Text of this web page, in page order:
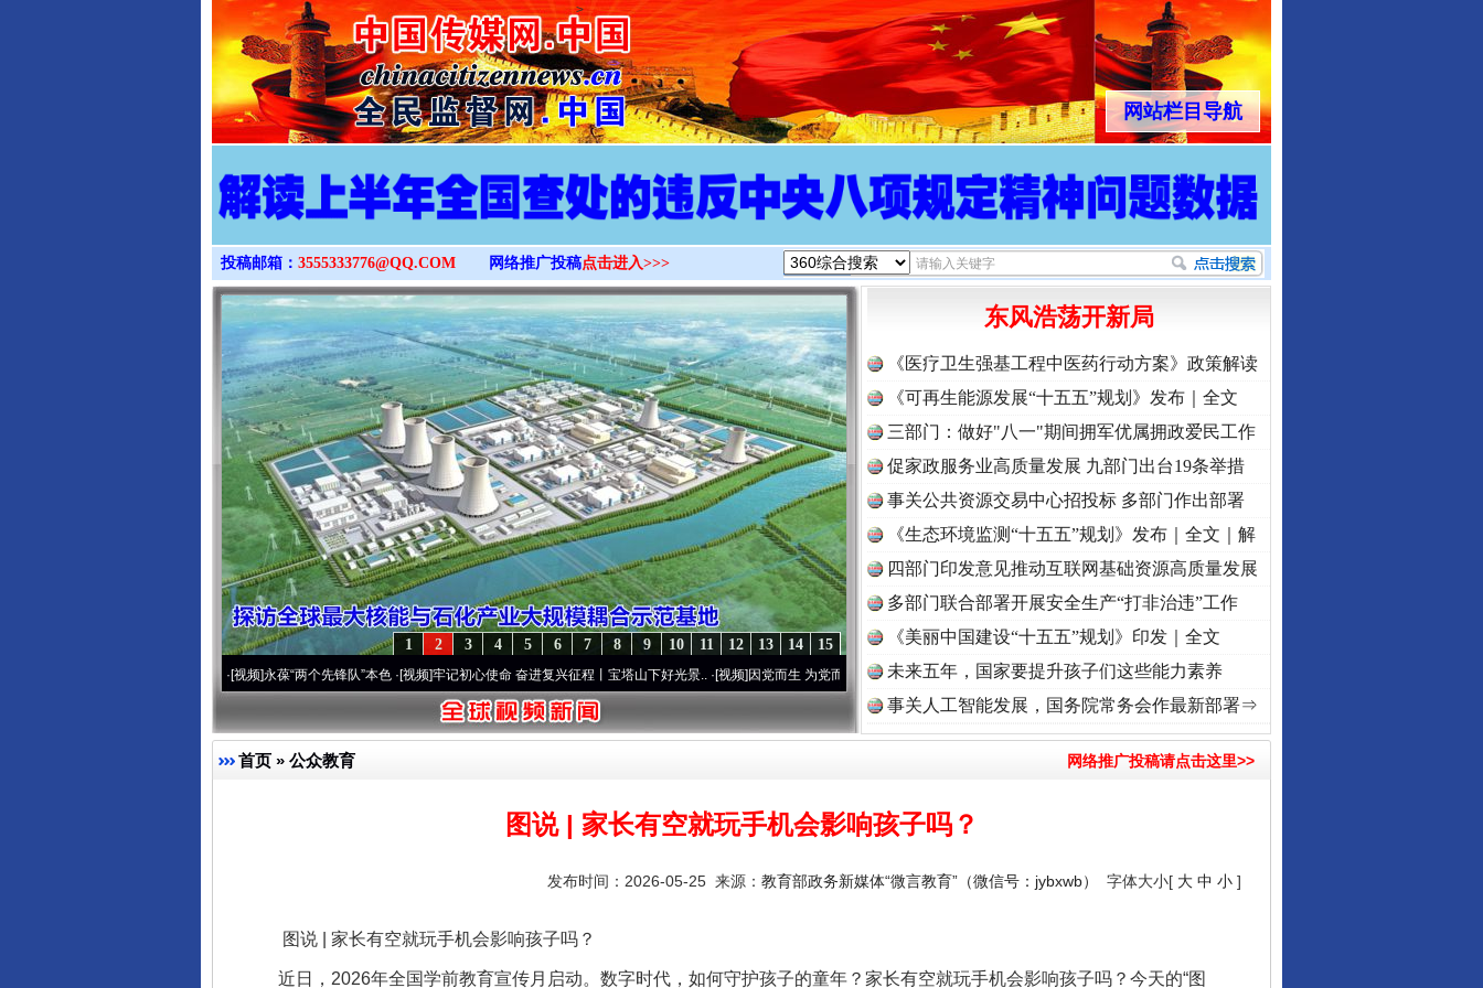
>
网站栏目导航
投稿邮箱： 3555333776@QQ.COM 网络推广投稿点击进入>>>
15
14
13
12
11
10
9
8
7
6
5
4
3
2
1
永葆“两个先锋队”本色·[视频]牢记初心使命 奋进复兴征程丨宝塔山下好光景.. ·[视频]因党而生 为党而战——百年“纪”事⑧加强纪律..·[视频]牢记初心使命 奋进复兴征程丨“转折之城”激荡..
东风浩荡开新局
《医疗卫生强基工程中医药行动方案》政策解读
《可再生能源发展“十五五”规划》发布｜全文
三部门：做好"八一"期间拥军优属拥政爱民工作
促家政服务业高质量发展 九部门出台19条举措
事关公共资源交易中心招投标 多部门作出部署
《生态环境监测“十五五”规划》发布｜全文｜解
读
四部门印发意见推动互联网基础资源高质量发展
多部门联合部署开展安全生产“打非治违”工作
《美丽中国建设“十五五”规划》印发｜全文
未来五年，国家要提升孩子们这些能力素养
事关人工智能发展，国务院常务会作最新部署⇒
首页 » 公众教育 网络推广投稿请点击这里>>
图说 | 家长有空就玩手机会影响孩子吗？
发布时间：2026-05-25 来源： 教育部政务新媒体“微言教育”（微信号：jybxwb） 字体大小[ 大 中 小 ]
图说 | 家长有空就玩手机会影响孩子吗？
近日，2026年全国学前教育宣传月启动。数字时代，如何守护孩子的童年？家长有空就玩手机会影响孩子吗？今天的“图